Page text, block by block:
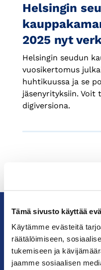
Tämä sivusto käyttää
Käytämme evästeitä
räätälöimiseen,
tukemiseen ja
jaamme sosiaalisen
Helsingin
2025 nyt
Helsingin seudun
vuosikertomus
huhtikuussa ja se
jäsenyrityksiin. Voit
digiversiona.
KauppakamariHelsingin
seudun
kauppakamari